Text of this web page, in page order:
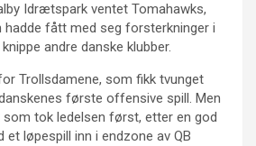
Idrætspark ventet Tomahawks,
hadde fått med seg forsterkninger i
andre danske klubber.
Trollsdamene, som fikk tvunget
første offensive spill. Men
tok ledelsen først, etter en god
et løpespill inn i endzone av QB